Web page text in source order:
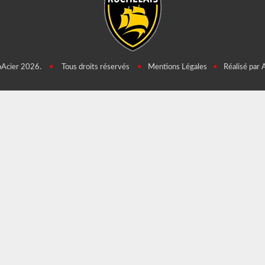
2026. • Tous droits réservés • Mentions Légales • Réalisé par